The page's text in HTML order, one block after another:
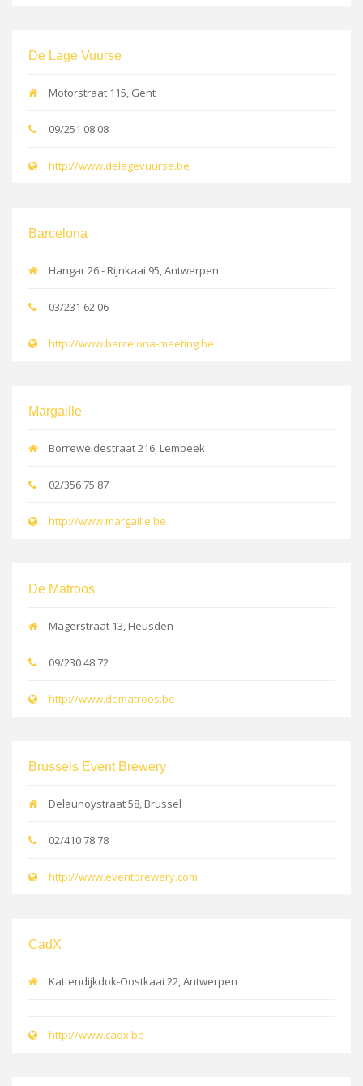
De Lage Vuurse
Motorstraat 115, Gent
09/251 08 08
http://www.delagevuurse.be
Barcelona
Hangar 26 - Rijnkaai 95, Antwerpen
03/231 62 06
http://www.barcelona-meeting.be
Margaille
Borreweidestraat 216, Lembeek
02/356 75 87
http://www.margaille.be
De Matroos
Magerstraat 13, Heusden
09/230 48 72
http://www.dematroos.be
Brussels Event Brewery
Delaunoystraat 58, Brussel
02/410 78 78
http://www.eventbrewery.com
CadX
Kattendijkdok-Oostkaai 22, Antwerpen
http://www.cadx.be